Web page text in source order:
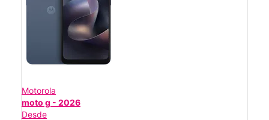
Motorola
moto g - 2026
Desde